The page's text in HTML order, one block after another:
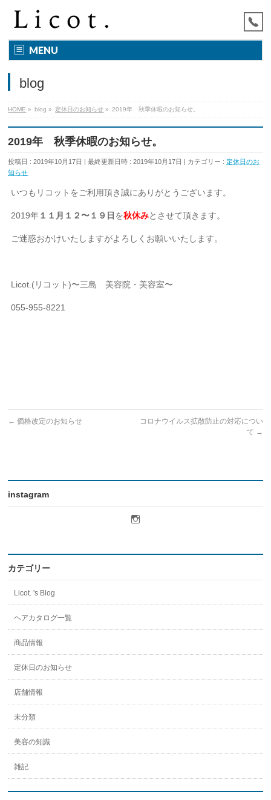
MENU
blog
HOME » blog » 定休日のお知らせ » 2019年 秋季休暇のお知らせ。
2019年 秋季休暇のお知らせ。
投稿日 : 2019年10月17日 最終更新日時 : 2019年10月17日 カテゴリー :定休日のお
知らせ
いつもリコットをご利用頂き誠にありがとうございます。
2019年１１月１２〜１９日 を秋休みとさせて頂きます。
ご迷惑おかけいたしますがよろしくお願いいたします。
Licot.(リコット)〜三島 美容院・美容室〜
055-955-8221
← 価格改定のお知らせ
コロナウイルス拡散防止の対応につい
て →
instagram
プ
ル
示
カテゴリー
Licot. 's Blog
ヘアカタログ一覧
商品情報
定休日のお知らせ
店舗情報
未分類
美容の知識
雑記